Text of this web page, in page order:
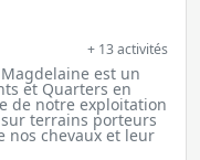
+ 13 activités
est un
et Quarters en
de notre exploitation
terrains porteurs
nos chevaux et leur